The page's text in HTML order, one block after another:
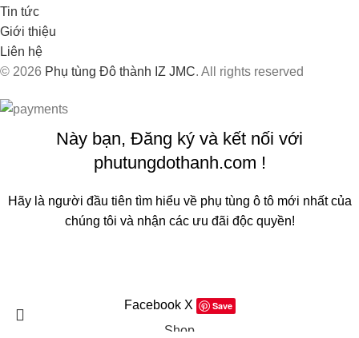
Tin tức
Giới thiệu
Liên hệ
© 2026 Phụ tùng Đô thành IZ JMC. All rights reserved
Này bạn, Đăng ký và kết nối với
phutungdothanh.com !
Hãy là người đầu tiên tìm hiểu về phụ tùng ô tô mới nhất của
chúng tôi và nhận các ưu đãi độc quyền!
Facebook X Save
Shop